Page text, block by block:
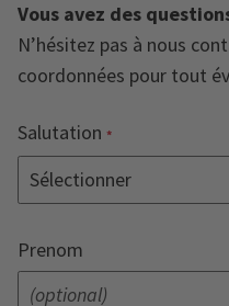
Vous avez des
N’hésitez pas à nous
coordonnées pour tout
Salutation
Prenom